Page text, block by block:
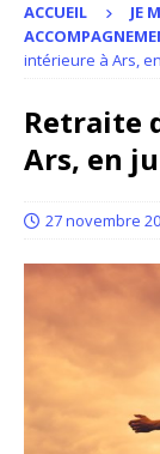
ACCUEIL JE
intérieure à Ars,
Retraite
Ars, en
27 novembre